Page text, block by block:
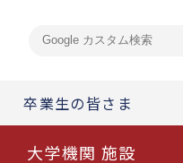
卒業生の皆さま
大学機関 施設